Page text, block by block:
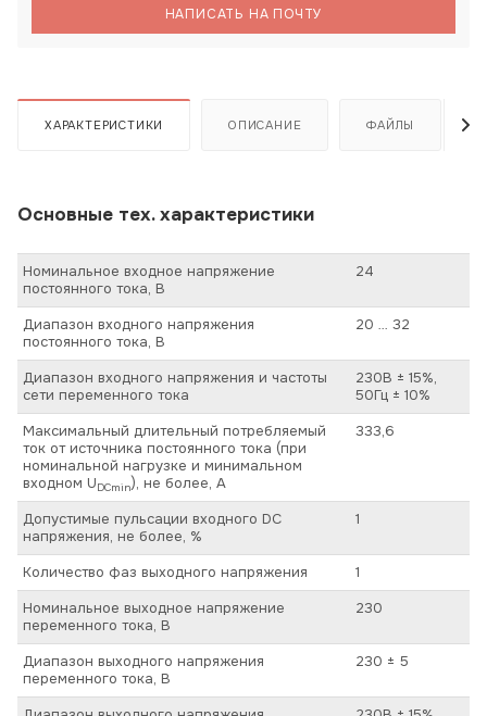
НАПИСАТЬ НА ПОЧТУ
ХАРАКТЕРИСТИКИ ОПИСАНИЕ ФАЙЛЫ
Основные тех. характеристики
Номинальное входное напряжение
постоянного тока, В
24
Диапазон входного напряжения
постоянного тока, В
20 … 32
Диапазон входного напряжения и частоты
сети переменного тока
230В ± 15%,
50Гц ± 10%
Максимальный длительный потребляемый
ток от источника постоянного тока (при
номинальной нагрузке и минимальном
входном UDCmin), не более, А
333,6
Допустимые пульсации входного DC
напряжения, не более, %
1
Количество фаз выходного напряжения
1
Номинальное выходное напряжение
переменного тока, В
230
Диапазон выходного напряжения
переменного тока, В
230 ± 5